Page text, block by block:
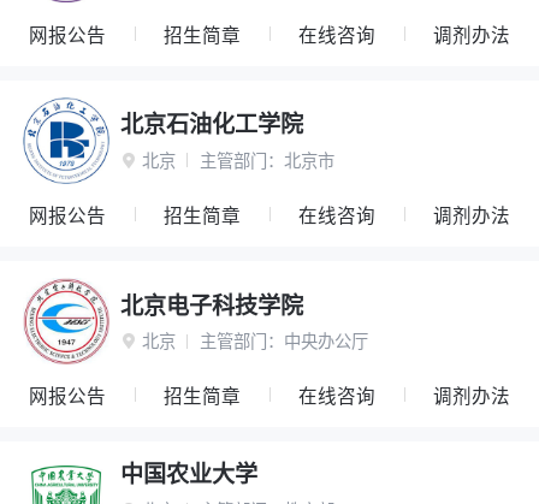
网报公告 招生简章 在线咨询 调剂办法
北京石油化工学院
 北京 主管部门： 北京市
网报公告 招生简章 在线咨询 调剂办法
北京电子科技学院
 北京 主管部门： 中央办公厅
网报公告 招生简章 在线咨询 调剂办法
中国农业大学